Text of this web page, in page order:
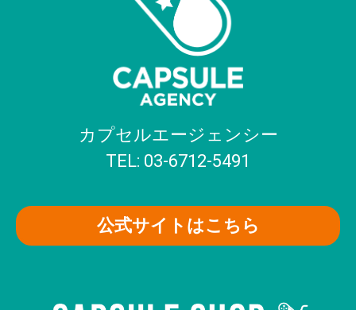
カプセルエージェンシー
TEL: 03-6712-5491
公式サイトはこちら